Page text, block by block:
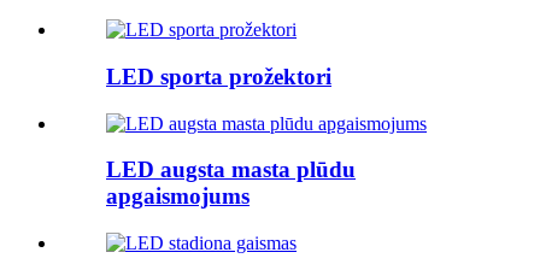
LED sporta prožektori
LED augsta masta plūdu
apgaismojums